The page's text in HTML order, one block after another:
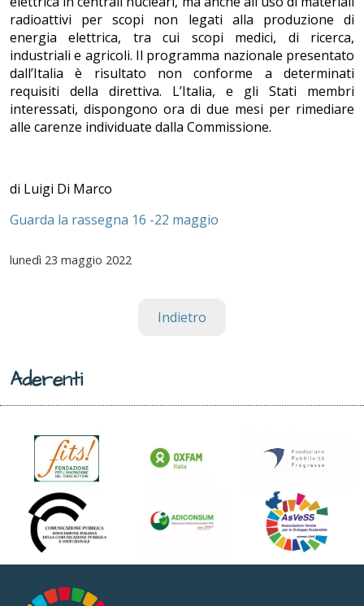
radioattivi per scopi non legati alla produzione di
energia elettrica, tra cui scopi medici, di ricerca,
industriali e agricoli. Il programma nazionale presentato
dall’Italia è risultato non conforme a determinati
requisiti della direttiva. L’Italia, e gli Stati membri
interessati, dispongono ora di due mesi per rimediare
alle carenze individuate dalla Commissione.
di Luigi Di Marco
Guarda la rassegna 16 -22 maggio
lunedì 23 maggio 2022
Indietro
Aderenti